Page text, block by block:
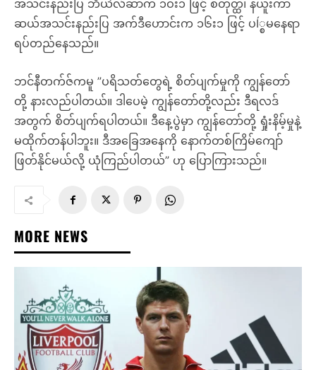
အသင်းနည်းပြ ဘီယဲလ်ဆာက ၁ဝး၁ ဖြင့် စတုတ္ထ၊ နယူးကာ
ဆယ်အသင်းနည်းပြ အက်ဒီဟောင်းက ၁၆း၁ ဖြင့် ပÍ္စမနေရာ
ရပ်တည်နေသည်။
ဘင်နီတက်ဇ်ကမူ ”ပရိသတ်တွေရဲ့ စိတ်ပျက်မှုကို ကျွန်တော်
တို့ နားလည်ပါတယ်။ ဒါပေမဲ့ ကျွန်တော်တို့လည်း ဒီရလဒ်
အတွက် စိတ်ပျက်ရပါတယ်။ ဒီနေ့ပွဲမှာ ကျွန်တော်တို့ ရှုံးနိမ့်မှုနဲ့
မထိုက်တန်ပါဘူး။ ဒီအခြေအနေကို နောက်တစ်ကြိမ်ကျော်
ဖြတ်နိုင်မယ်လို့ ယုံကြည်ပါတယ်” ဟု ပြောကြားသည်။
MORE NEWS